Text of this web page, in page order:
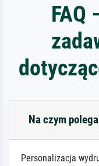
FAQ
Na czym
Personalizacja